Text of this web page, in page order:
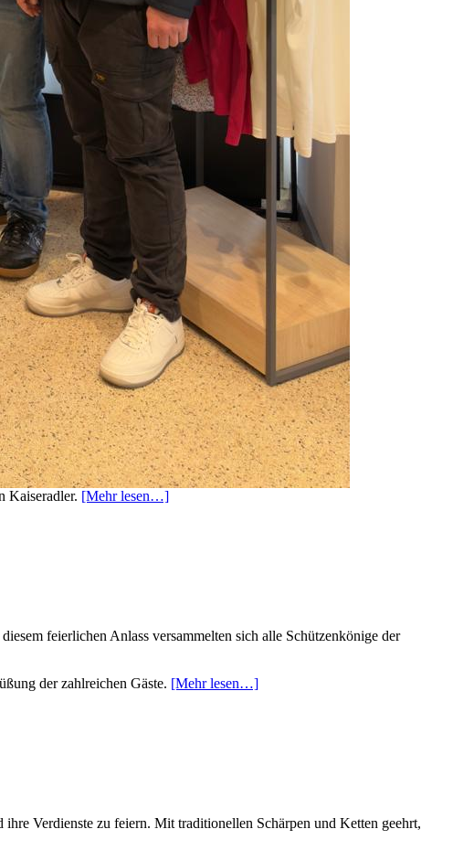
Kaiseradler. [Mehr lesen…]
feierlichen Anlass versammelten sich alle Schützenkönige der
der zahlreichen Gäste. [Mehr lesen…]
Verdienste zu feiern. Mit traditionellen Schärpen und Ketten geehrt,